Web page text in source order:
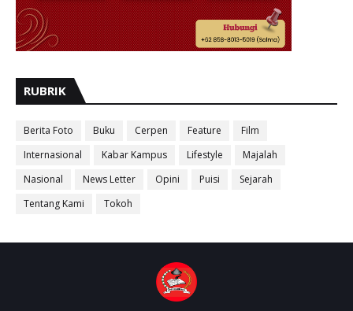
RUBRIK
Berita Foto Buku Cerpen Feature
Film
Internasional
Kabar Kampus Lifestyle
Majalah
Nasional
News Letter Opini Puisi
Sejarah
Tentang Kami
Tokoh